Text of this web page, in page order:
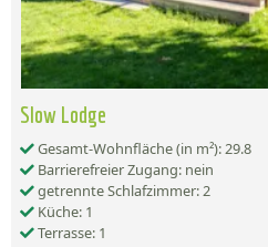
Slow Lodge
Gesamt-Wohnfläche (in m²): 29.8
Barrierefreier Zugang: nein
getrennte Schlafzimmer: 2
Küche: 1
Terrasse: 1